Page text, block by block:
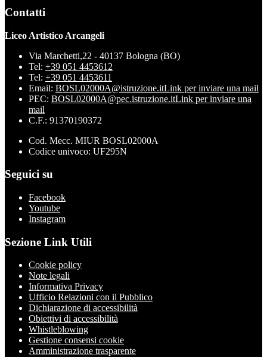
Contatti
Liceo Artistico Arcangeli
Via Marchetti,22 - 40137 Bologna (BO)
Tel: +39 051 4453612
Tel: +39 051 4453611
Email: BOSL02000A@istruzione.itLink per inviare una mail
PEC: BOSL02000A@pec.istruzione.itLink per inviare una
mail
C.F.: 91370190372
Cod. Mecc. MIUR BOSL02000A
Codice univoco: UF295N
Seguici su
Facebook
Youtube
Instagram
Sezione Link Utili
Cookie policy
Note legali
Informativa Privacy
Ufficio Relazioni con il Pubblico
Dichiarazione di accessibilità
Obiettivi di accessibilità
Whistleblowing
Gestione consensi cookie
Amministrazione trasparente